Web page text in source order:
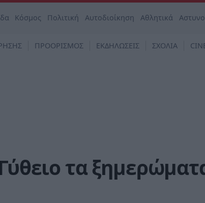
Κόσμος Πολιτική Αυτοδιοίκηση Αθλητικά
ΠΡΟΟΡΙΣΜΟΣ ΕΚΔΗΛΩΣΕΙΣ ΣΧΟΛΙΑ
τα